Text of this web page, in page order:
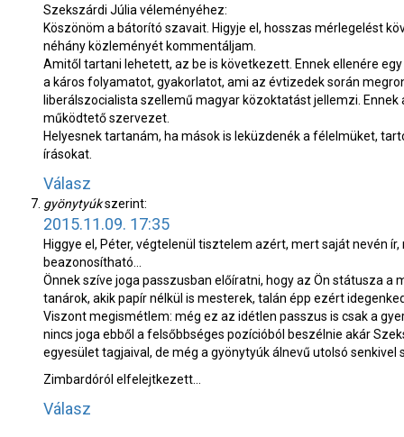
Szekszárdi Júlia véleményéhez:
Köszönöm a bátorító szavait. Higyje el, hosszas mérlegelést
néhány közleményét kommentáljam.
Amitől tartani lehetett, az be is következett. Ennek ellenére
a káros folyamatot, gyakorlatot, ami az évtizedek során
liberálszocialista szellemű magyar közoktatást jellemzi.
működtető szervezet.
Helyesnek tartanám, ha mások is leküzdenék a félelmüket,
írásokat.
Válasz
gyönytyúkszerint:
2015.11.09. 17:35
Higgye el, Péter, végtelenül tisztelem azért, mert saját nevén
beazonosítható…
Önnek szíve joga passzusban előíratni, hogy az Ön státusza
tanárok, akik papír nélkül is mesterek, talán épp ezért
Viszont megismétlem: még ez az idétlen passzus is csak a
nincs joga ebből a felsőbbséges pozícióból beszélnie akár
egyesület tagjaival, de még a gyönytyúk álnevű utolsó senkivel
Zimbardóról elfelejtkezett…
Válasz